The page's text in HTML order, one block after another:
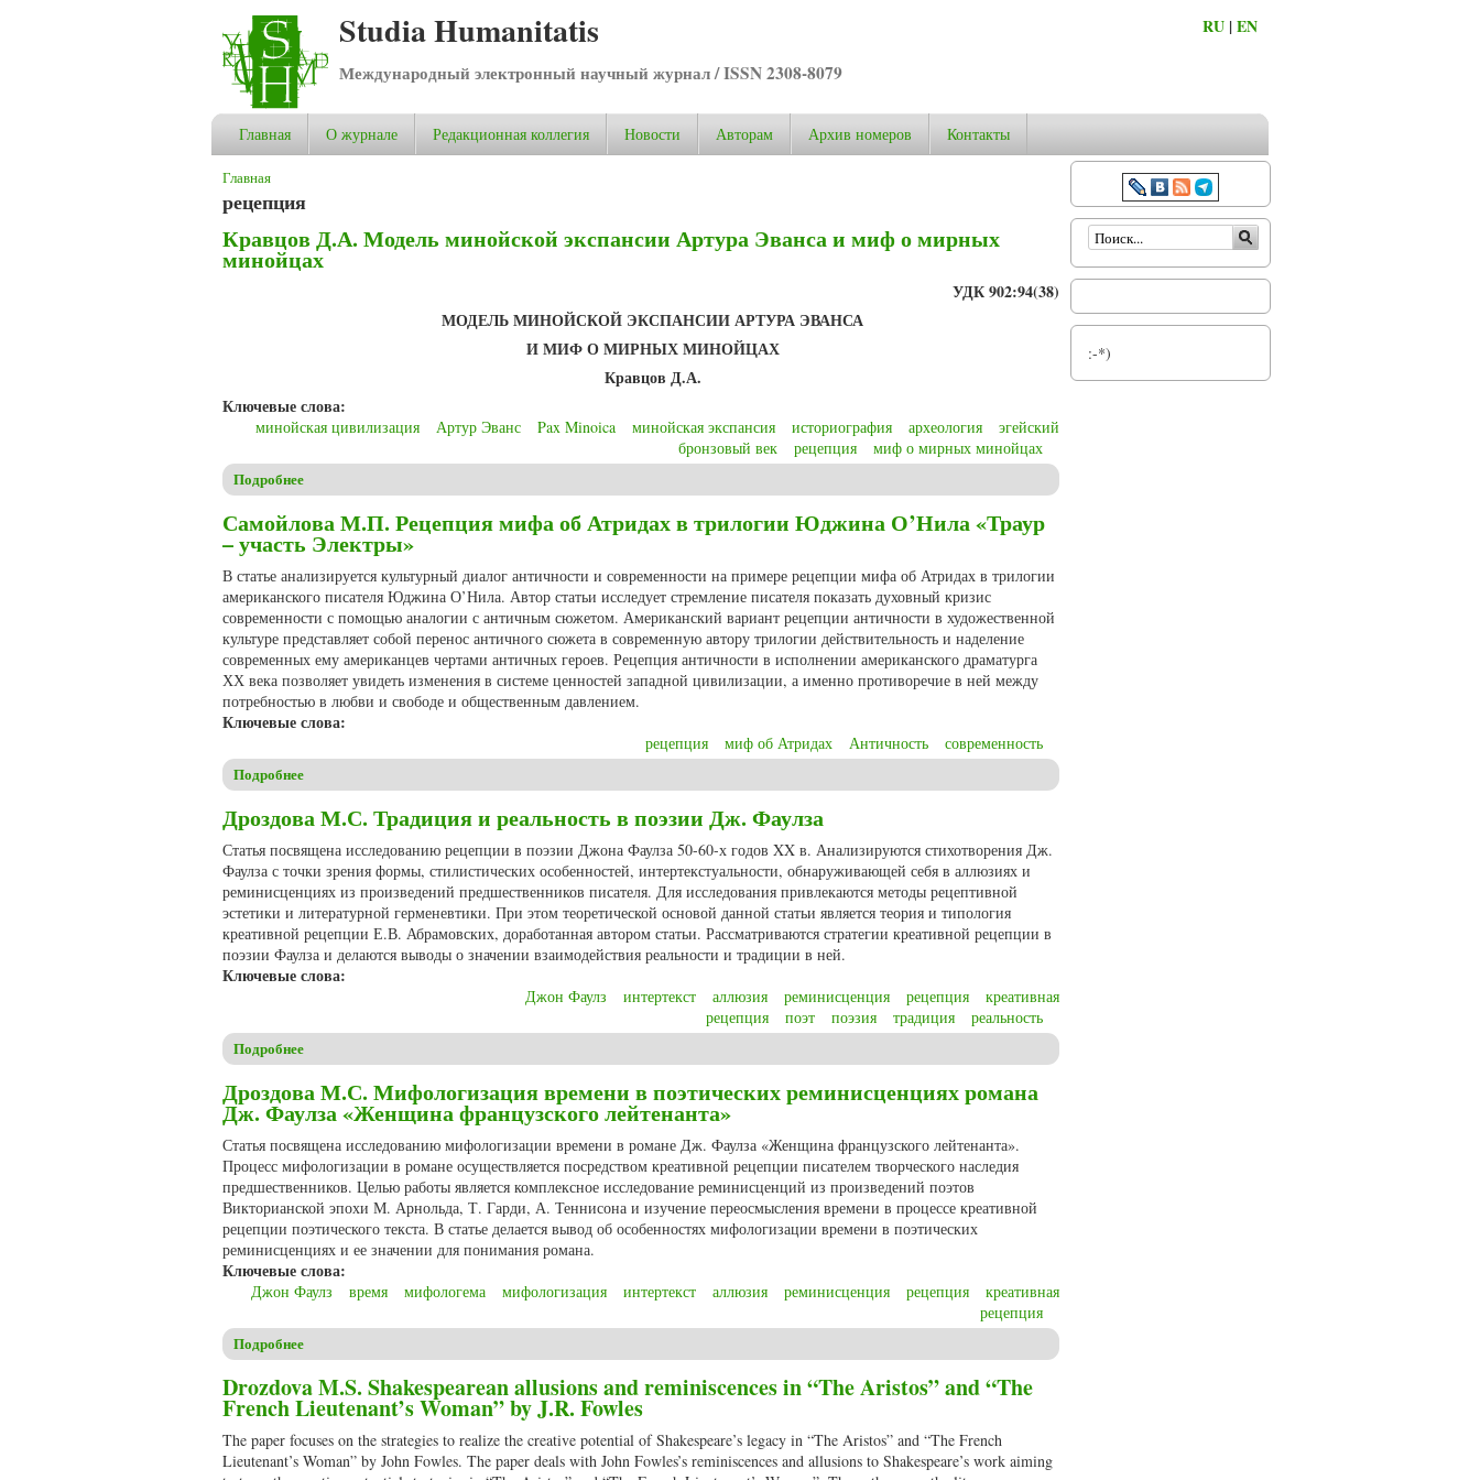
Studia Humanitatis
Международный электронный научный журнал / ISSN 2308-8079
RU |EN
Главная О журнале Редакционная коллегия Новости Авторам Архив номеров Контакты
Вы здесь
Главная
рецепция
Кравцов Д.А. Модель минойской экспансии Артура Эванса и миф о мирных
минойцах
УДК 902:94(38)
МОДЕЛЬ МИНОЙСКОЙ ЭКСПАНСИИ АРТУРА ЭВАНСА
И МИФ О МИРНЫХ МИНОЙЦАХ
Кравцов Д.А.
Ключевые слова:
минойская цивилизация Артур Эванс Pax Minoica минойская экспансия историография археология
эгейский
бронзовый век
рецепция миф о мирных минойцах
Подробнее
Самойлова М.П. Рецепция мифа об Атридах в трилогии Юджина О’Нила «Траур
– участь Электры»
В статье анализируется культурный диалог античности и современности на примере рецепции мифа об Атридах в трилогии
американского писателя Юджина О’Нила. Автор статьи исследует стремление писателя показать духовный кризис
современности с помощью аналогии с античным сюжетом. Американский вариант рецепции античности в художественной
культуре представляет собой перенос античного сюжета в современную автору трилогии действительность и наделение
современных ему американцев чертами античных героев. Рецепция античности в исполнении американского драматурга
ХХ века позволяет увидеть изменения в системе ценностей западной цивилизации, а именно противоречие в ней между
потребностью в любви и свободе и общественным давлением.
Ключевые слова:
рецепция миф об Атридах Античность современность
Подробнее
Дроздова М.С. Традиция и реальность в поэзии Дж. Фаулза
Статья посвящена исследованию рецепции в поэзии Джона Фаулза 50-60-х годов XX в. Анализируются стихотворения Дж.
Фаулза с точки зрения формы, стилистических особенностей, интертекстуальности, обнаруживающей себя в аллюзиях и
реминисценциях из произведений предшественников писателя. Для исследования привлекаются методы рецептивной
эстетики и литературной герменевтики. При этом теоретической основой данной статьи является теория и типология
креативной рецепции Е.В. Абрамовских, доработанная автором статьи. Рассматриваются стратегии креативной рецепции в
поэзии Фаулза и делаются выводы о значении взаимодействия реальности и традиции в ней.
Ключевые слова:
Джон Фаулз интертекст аллюзия реминисценция рецепция
креативная
рецепция
поэт поэзия традиция реальность
Подробнее
Дроздова М.С. Мифологизация времени в поэтических реминисценциях романа
Дж. Фаулза «Женщина французского лейтенанта»
Статья посвящена исследованию мифологизации времени в романе Дж. Фаулза «Женщина французского лейтенанта».
Процесс мифологизации в романе осуществляется посредством креативной рецепции писателем творческого наследия
предшественников. Целью работы является комплексное исследование реминисценций из произведений поэтов
Викторианской эпохи М. Арнольда, Т. Гарди, А. Теннисона и изучение переосмысления времени в процессе креативной
рецепции поэтического текста. В статье делается вывод об особенностях мифологизации времени в поэтических
реминисценциях и ее значении для понимания романа.
Ключевые слова:
Джон Фаулз время мифологема мифологизация интертекст аллюзия реминисценция рецепция
креативная
рецепция
Подробнее
Drozdova M.S. Shakespearean allusions and reminiscences in “The Aristos” and “The
French Lieutenant’s Woman” by J.R. Fowles
The paper focuses on the strategies to realize the creative potential of Shakespeare’s legacy in “The Aristos” and “The French
Lieutenant’s Woman” by John Fowles. The paper deals with John Fowles’s reminiscences and allusions to Shakespeare’s work aiming
Форма поиска
:-*)